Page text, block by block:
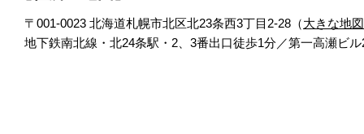
〒001-0023 北海道札幌市北区北23条西3丁目2-28（大きな地
地下鉄南北線・北24条駅・2、3番出口徒歩1分／第一高瀬ビル